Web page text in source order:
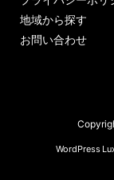
地域から探す
お問い合わせ
WordPress